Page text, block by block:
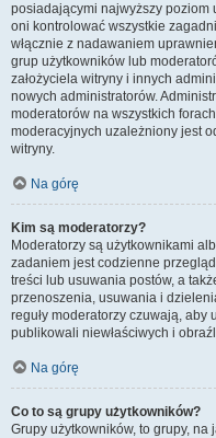
posiadającymi najwyższy poziom
oni kontrolować wszystkie
włącznie z nadawaniem
grup użytkowników lub
założyciela witryny i innych
nowych administratorów.
moderatorów na wszystkich
moderacyjnych uzależniony jest
witryny.
Na górę
Kim są moderatorzy?
Moderatorzy są użytkownikami
zadaniem jest codzienne
treści lub usuwania postów, a
przenoszenia, usuwania i
reguły moderatorzy czuwają, aby
publikowali niewłaściwych i
Na górę
Co to są grupy użytkowników?
Grupy użytkowników, to grupy, na